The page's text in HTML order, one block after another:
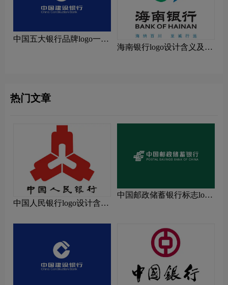
中国五大银行品牌logo一
海南银行logo设计含义及设
热门文章
中国人民银行logo设计含义
中国邮政储蓄银行标志logo